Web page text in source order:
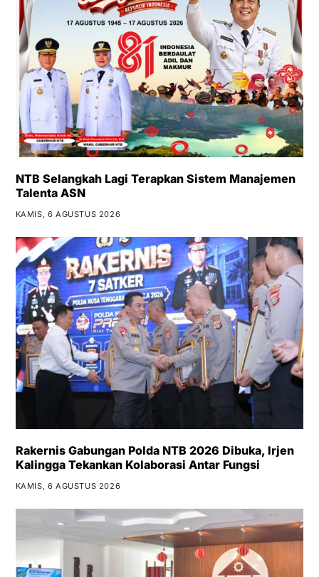
NTB Selangkah Lagi Terapkan Sistem Manajemen
Talenta ASN
KAMIS, 6 AGUSTUS 2026
Rakernis Gabungan Polda NTB 2026 Dibuka, Irjen
Kalingga Tekankan Kolaborasi Antar Fungsi
KAMIS, 6 AGUSTUS 2026